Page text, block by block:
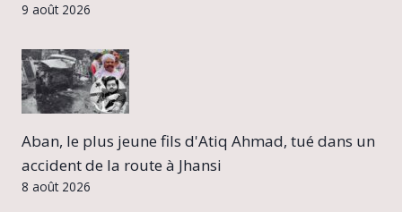
9 août 2026
Aban, le plus jeune fils d'Atiq Ahmad, tué dans un
accident de la route à Jhansi
8 août 2026